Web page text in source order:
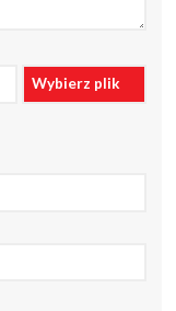
Wybierz plik